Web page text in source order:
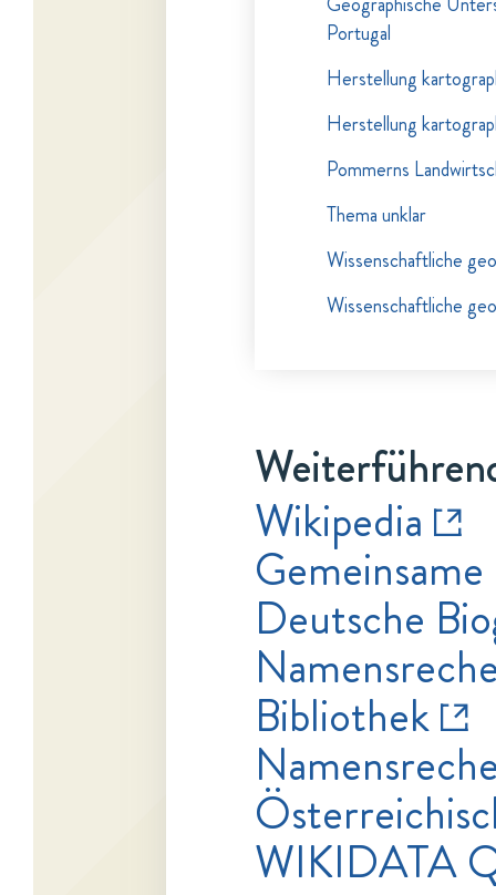
Portugal
Herstellung
Herstellung
Pommerns
Thema unklar
Wissenschaftliche
Wissenschaftliche
Wikipedia
Deutsche
Bibliothek
WIKIDATA